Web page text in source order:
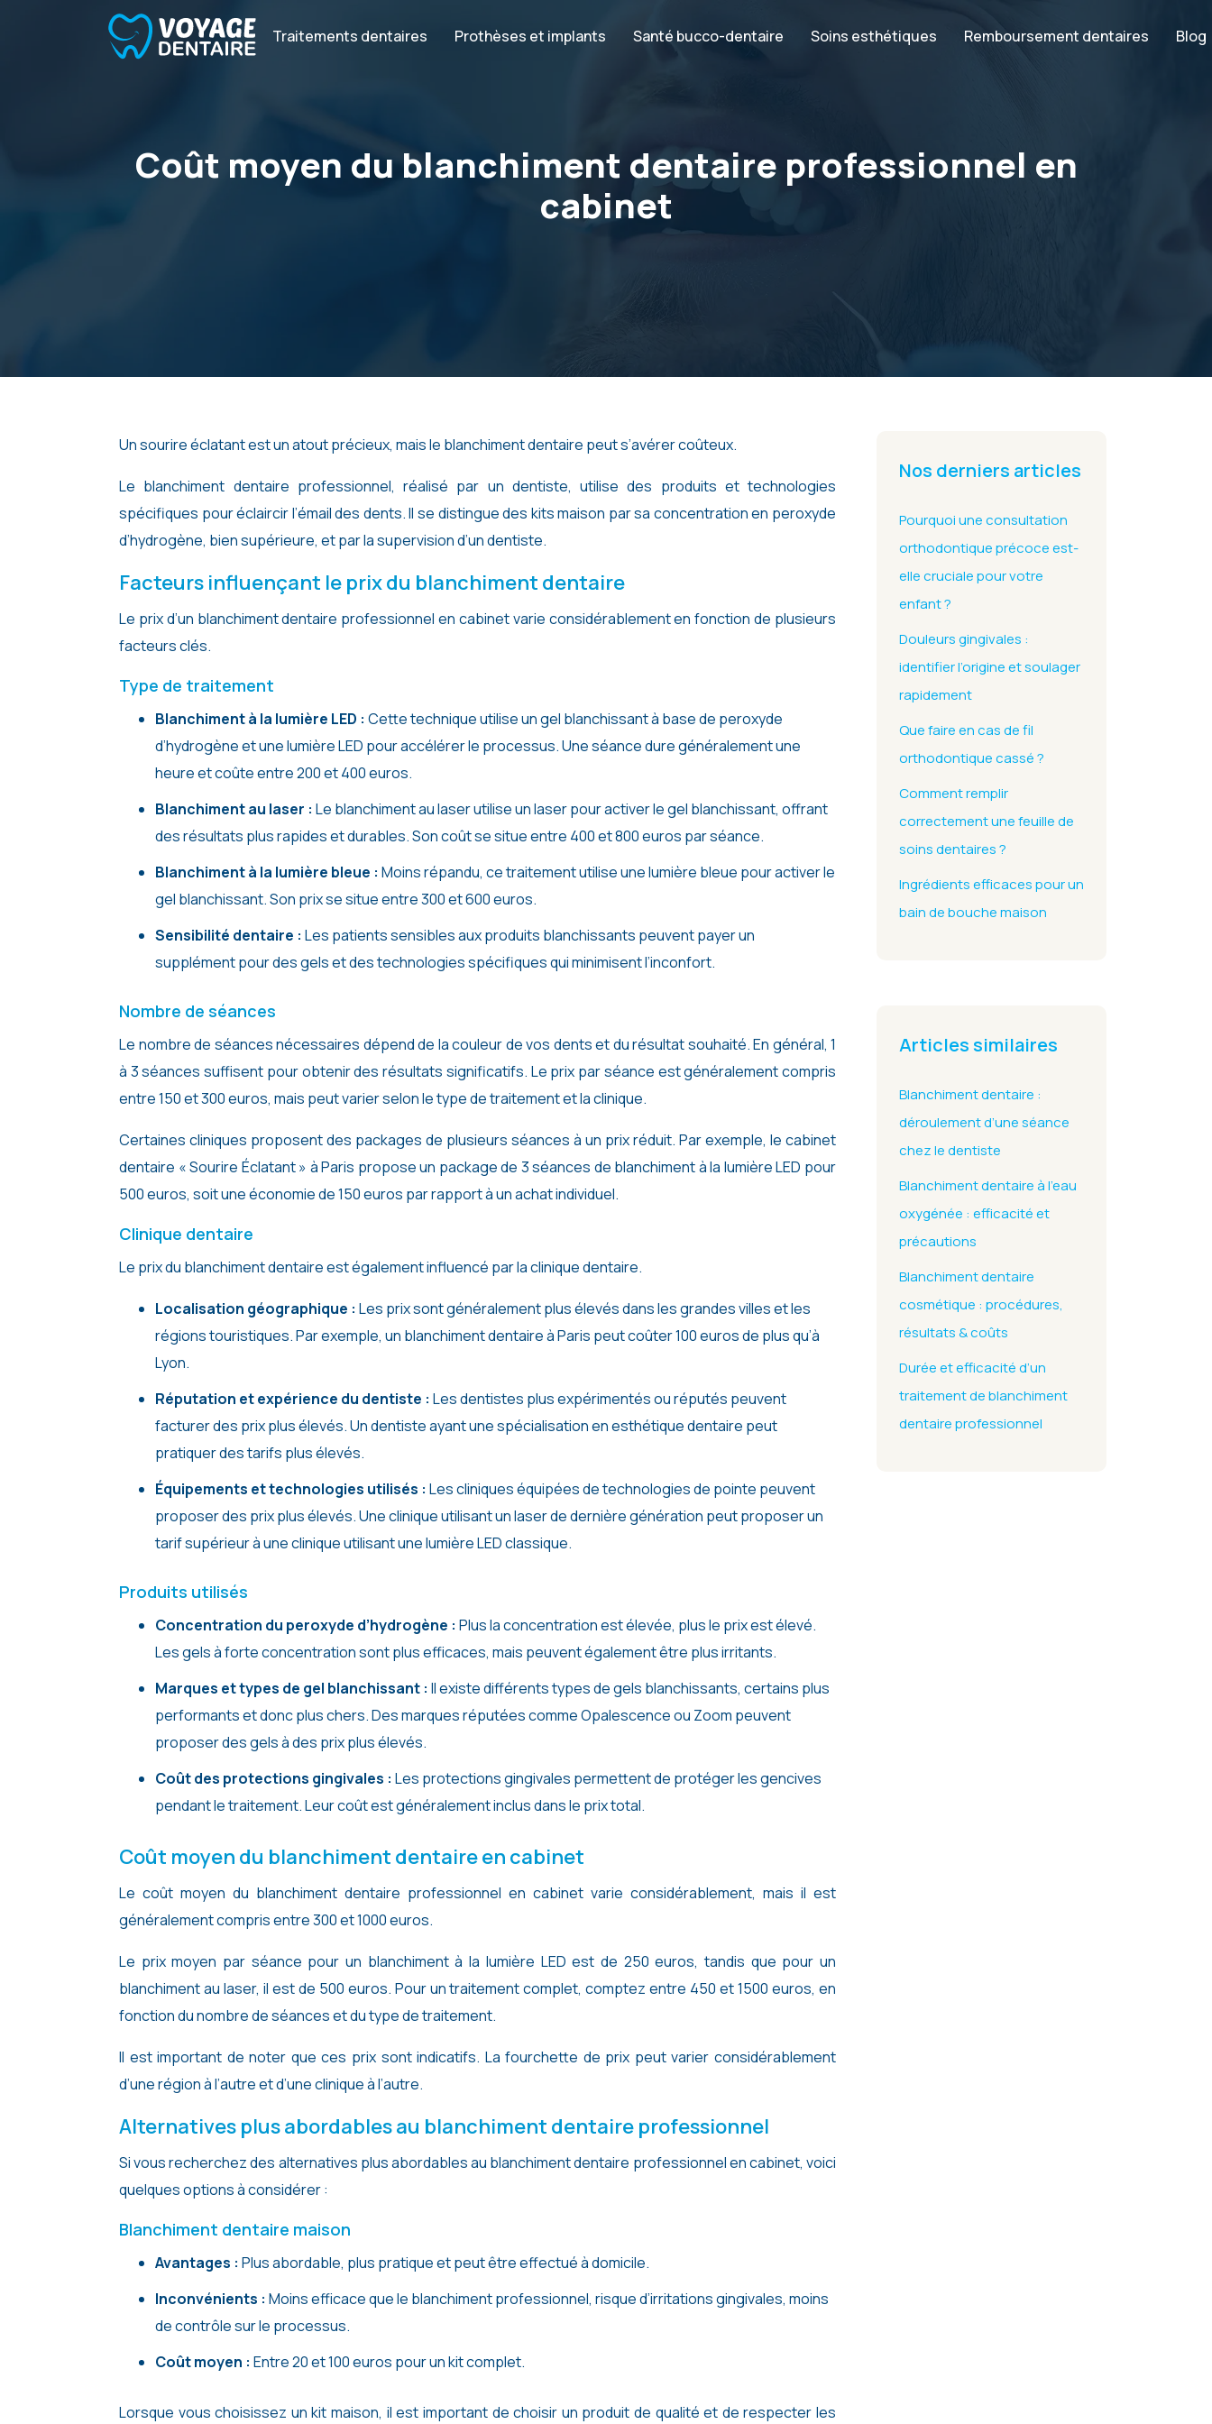
Traitements dentaires Prothèses et implants Santé bucco-dentaire Soins esthétiques Remboursement dentaires Blog
Coût moyen du blanchiment dentaire professionnel en
cabinet
Un sourire éclatant est un atout précieux, mais le blanchiment dentaire peut s’avérer coûteux.
Le blanchiment dentaire professionnel, réalisé par un dentiste, utilise des produits et technologies
spécifiques pour éclaircir l’émail des dents. Il se distingue des kits maison par sa concentration en peroxyde
d’hydrogène, bien supérieure, et par la supervision d’un dentiste.
Facteurs influençant le prix du blanchiment dentaire
Le prix d’un blanchiment dentaire professionnel en cabinet varie considérablement en fonction de plusieurs
facteurs clés.
Type de traitement
Blanchiment à la lumière LED : Cette technique utilise un gel blanchissant à base de peroxyde
d’hydrogène et une lumière LED pour accélérer le processus. Une séance dure généralement une
heure et coûte entre 200 et 400 euros.
Blanchiment au laser : Le blanchiment au laser utilise un laser pour activer le gel blanchissant, offrant
des résultats plus rapides et durables. Son coût se situe entre 400 et 800 euros par séance.
Blanchiment à la lumière bleue : Moins répandu, ce traitement utilise une lumière bleue pour activer le
gel blanchissant. Son prix se situe entre 300 et 600 euros.
Sensibilité dentaire : Les patients sensibles aux produits blanchissants peuvent payer un
supplément pour des gels et des technologies spécifiques qui minimisent l’inconfort.
Nombre de séances
Le nombre de séances nécessaires dépend de la couleur de vos dents et du résultat souhaité. En général, 1
à 3 séances suffisent pour obtenir des résultats significatifs. Le prix par séance est généralement compris
entre 150 et 300 euros, mais peut varier selon le type de traitement et la clinique.
Certaines cliniques proposent des packages de plusieurs séances à un prix réduit. Par exemple, le cabinet
dentaire « Sourire Éclatant » à Paris propose un package de 3 séances de blanchiment à la lumière LED pour
500 euros, soit une économie de 150 euros par rapport à un achat individuel.
Clinique dentaire
Le prix du blanchiment dentaire est également influencé par la clinique dentaire.
Localisation géographique : Les prix sont généralement plus élevés dans les grandes villes et les
régions touristiques. Par exemple, un blanchiment dentaire à Paris peut coûter 100 euros de plus qu’à
Lyon.
Réputation et expérience du dentiste : Les dentistes plus expérimentés ou réputés peuvent
facturer des prix plus élevés. Un dentiste ayant une spécialisation en esthétique dentaire peut
pratiquer des tarifs plus élevés.
Équipements et technologies utilisés : Les cliniques équipées de technologies de pointe peuvent
proposer des prix plus élevés. Une clinique utilisant un laser de dernière génération peut proposer un
tarif supérieur à une clinique utilisant une lumière LED classique.
Produits utilisés
Concentration du peroxyde d’hydrogène : Plus la concentration est élevée, plus le prix est élevé.
Les gels à forte concentration sont plus efficaces, mais peuvent également être plus irritants.
Marques et types de gel blanchissant : Il existe différents types de gels blanchissants, certains plus
performants et donc plus chers. Des marques réputées comme Opalescence ou Zoom peuvent
proposer des gels à des prix plus élevés.
Coût des protections gingivales : Les protections gingivales permettent de protéger les gencives
pendant le traitement. Leur coût est généralement inclus dans le prix total.
Coût moyen du blanchiment dentaire en cabinet
Le coût moyen du blanchiment dentaire professionnel en cabinet varie considérablement, mais il est
généralement compris entre 300 et 1000 euros.
Le prix moyen par séance pour un blanchiment à la lumière LED est de 250 euros, tandis que pour un
blanchiment au laser, il est de 500 euros. Pour un traitement complet, comptez entre 450 et 1500 euros, en
fonction du nombre de séances et du type de traitement.
Il est important de noter que ces prix sont indicatifs. La fourchette de prix peut varier considérablement
d’une région à l’autre et d’une clinique à l’autre.
Alternatives plus abordables au blanchiment dentaire professionnel
Si vous recherchez des alternatives plus abordables au blanchiment dentaire professionnel en cabinet, voici
quelques options à considérer :
Blanchiment dentaire maison
Avantages : Plus abordable, plus pratique et peut être effectué à domicile.
Inconvénients : Moins efficace que le blanchiment professionnel, risque d’irritations gingivales, moins
de contrôle sur le processus.
Coût moyen : Entre 20 et 100 euros pour un kit complet.
Lorsque vous choisissez un kit maison, il est important de choisir un produit de qualité et de respecter les
Nos derniers articles
Pourquoi une consultation
orthodontique précoce est-
elle cruciale pour votre
enfant ?
Douleurs gingivales :
identifier l’origine et soulager
rapidement
Que faire en cas de fil
orthodontique cassé ?
Comment remplir
correctement une feuille de
soins dentaires ?
Ingrédients efficaces pour un
bain de bouche maison
Articles similaires
Blanchiment dentaire :
déroulement d’une séance
chez le dentiste
Blanchiment dentaire à l’eau
oxygénée : efficacité et
précautions
Blanchiment dentaire
cosmétique : procédures,
résultats & coûts
Durée et efficacité d’un
traitement de blanchiment
dentaire professionnel